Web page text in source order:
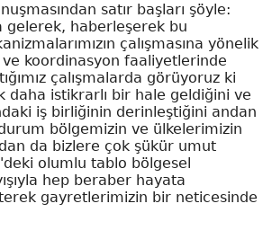
satır başları şöyle:
gelerek, haberleşerek bu
çalışmasına yönelik
ve koordinasyon faaliyetlerinde
çalışmalarda görüyoruz ki
daha istikrarlı bir hale geldiğini ve
iş birliğinin derinleştiğini andan
bölgemizin ve ülkelerimizin
da bizlere çok şükür umut
olumlu tablo bölgesel
hep beraber hayata
gayretlerimizin bir neticesinde